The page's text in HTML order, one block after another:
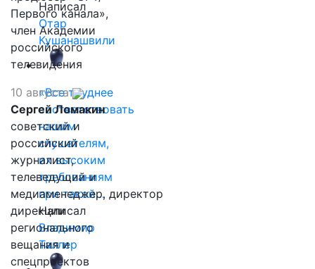
Написал
Отар
Кушанашвили
«Все труднее
соответствовать
нашим
слушателям,
их высоким
требованиям
при такой…
Написал
Владимир
Таллер
Первого канала»,
член Академии
российского
телевидения
10 августа
Сергей Ломакин
советский и
российский
журналист,
телеведущий и
медиаменеджер, директор
дирекции
регионального
вещания и
спецпроектов